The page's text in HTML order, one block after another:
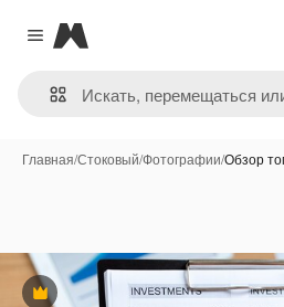
Close menu
Magnific
Главная/Стоковый/Фотографии/Обзор
Премиум